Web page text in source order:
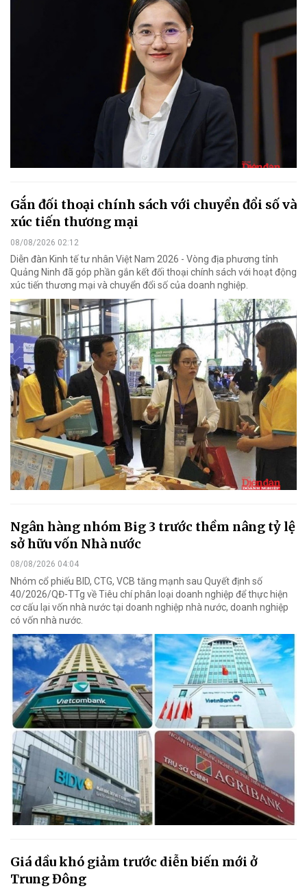
Gắn đối thoại chính sách với chuyển đổi số và
xúc tiến thương mại
08/08/2026 02:12
Diễn đàn Kinh tế tư nhân Việt Nam 2026 - Vòng địa phương tỉnh
Quảng Ninh đã góp phần gắn kết đối thoại chính sách với hoạt động
xúc tiến thương mại và chuyển đổi số của doanh nghiệp.
Ngân hàng nhóm Big 3 trước thềm nâng tỷ lệ
sở hữu vốn Nhà nước
08/08/2026 04:04
Nhóm cổ phiếu BID, CTG, VCB tăng mạnh sau Quyết định số
40/2026/QĐ-TTg về Tiêu chí phân loại doanh nghiệp để thực hiện
cơ cấu lại vốn nhà nước tại doanh nghiệp nhà nước, doanh nghiệp
có vốn nhà nước.
Giá dầu khó giảm trước diễn biến mới ở
Trung Đông